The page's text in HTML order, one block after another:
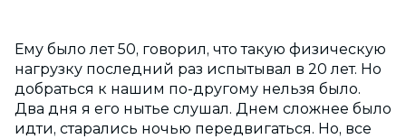
Ему было лет 50, говорил, что такую физическую
нагрузку последний раз испытывал в 20 лет. Но
добраться к нашим по-другому нельзя было.
Два дня я его нытье слушал. Днем сложнее было
идти, старались ночью передвигаться. Но, все